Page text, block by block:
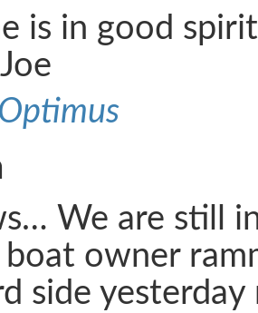
is in good
We are still
boat owner
side